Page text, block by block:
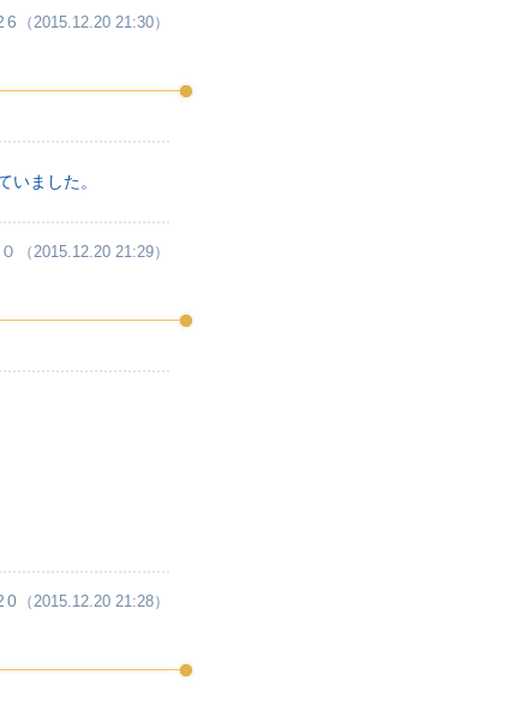
（2015.12.20 21:30）
ました。
（2015.12.20 21:29）
（2015.12.20 21:28）